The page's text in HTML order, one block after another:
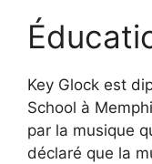
Key Glock est
School à
par la musique
déclaré que la